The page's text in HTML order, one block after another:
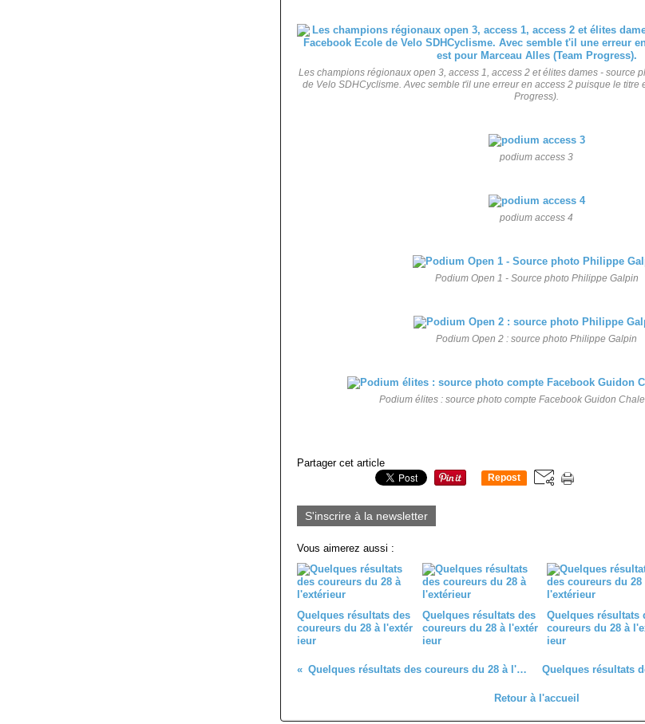
Les champions régionaux open 3, access 1, access 2 et élites dames - source
de Velo SDHCyclisme. Avec semble t'il une erreur en access 2 puisque le titre
Progress).
podium access 3
podium access 4
Podium Open 1 - Source photo Philippe Galpin
Podium Open 2 : source photo Philippe Galpin
Podium élites : source photo compte Facebook Guidon
Partager cet article
Repost
S'inscrire à la newsletter
Vous aimerez aussi :
Quelques résultats des
coureurs du 28 à l'extér
ieur
Quelques résultats des
coureurs du 28 à l'extér
ieur
Quelques résultats
coureurs du 28 à
ieur
Quelques résultats des coureurs du 28 à l'extérieur
Retour à l'accueil